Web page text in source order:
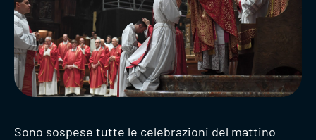
Sono sospese tutte le celebrazioni del mattino